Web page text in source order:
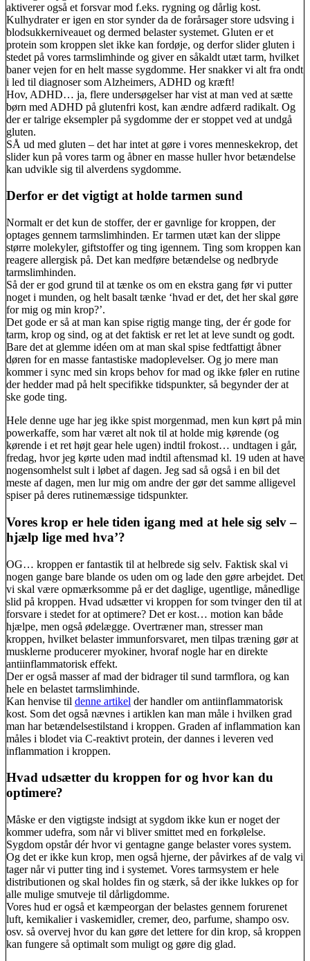
aktiverer også et forsvar mod f.eks. rygning og dårlig kost.
Kulhydrater er igen en stor synder da de forårsager store udsving i
blodsukkerniveauet og dermed belaster systemet. Gluten er et
protein som kroppen slet ikke kan fordøje, og derfor slider gluten i
stedet på vores tarmslimhinde og giver en såkaldt utæt tarm, hvilket
baner vejen for en helt masse sygdomme. Her snakker vi alt fra ondt
i led til diagnoser som Alzheimers, ADHD og kræft!
Hov, ADHD… ja, flere undersøgelser har vist at man ved at sætte
børn med ADHD på glutenfri kost, kan ændre adfærd radikalt. Og
der er talrige eksempler på sygdomme der er stoppet ved at undgå
gluten.
SÅ ud med gluten – det har intet at gøre i vores menneskekrop, det
slider kun på vores tarm og åbner en masse huller hvor betændelse
kan udvikle sig til alverdens sygdomme.
Derfor er det vigtigt at holde tarmen sund
Normalt er det kun de stoffer, der er gavnlige for kroppen, der
optages gennem tarmslimhinden. Er tarmen utæt kan der slippe
større molekyler, giftstoffer og ting igennem. Ting som kroppen kan
reagere allergisk på. Det kan medføre betændelse og nedbryde
tarmslimhinden.
Så der er god grund til at tænke os om en ekstra gang før vi putter
noget i munden, og helt basalt tænke ‘hvad er det, det her skal gøre
for mig og min krop?’.
Det gode er så at man kan spise rigtig mange ting, der ér gode for
tarm, krop og sind, og at det faktisk er ret let at leve sundt og godt.
Bare det at glemme idéen om at man skal spise fedtfattigt åbner
døren for en masse fantastiske madoplevelser. Og jo mere man
kommer i sync med sin krops behov for mad og ikke føler en rutine
der hedder mad på helt specifikke tidspunkter, så begynder der at
ske gode ting.
Hele denne uge har jeg ikke spist morgenmad, men kun kørt på min
powerkaffe, som har været alt nok til at holde mig kørende (og
kørende i et ret højt gear hele ugen) indtil frokost… undtagen i går,
fredag, hvor jeg kørte uden mad indtil aftensmad kl. 19 uden at have
nogensomhelst sult i løbet af dagen. Jeg sad så også i en bil det
meste af dagen, men lur mig om andre der gør det samme alligevel
spiser på deres rutinemæssige tidspunkter.
Vores krop er hele tiden igang med at hele sig selv –
hjælp lige med hva’?
OG… kroppen er fantastik til at helbrede sig selv. Faktisk skal vi
nogen gange bare blande os uden om og lade den gøre arbejdet. Det
vi skal være opmærksomme på er det daglige, ugentlige, månedlige
slid på kroppen. Hvad udsætter vi kroppen for som tvinger den til at
forsvare i stedet for at optimere? Det er kost… motion kan både
hjælpe, men også ødelægge. Overtræner man, stresser man
kroppen, hvilket belaster immunforsvaret, men tilpas træning gør at
musklerne producerer myokiner, hvoraf nogle har en direkte
antiinflammatorisk effekt.
Der er også masser af mad der bidrager til sund tarmflora, og kan
hele en belastet tarmslimhinde.
Kan henvise til denne artikel der handler om antiinflammatorisk
kost. Som det også nævnes i artiklen kan man måle i hvilken grad
man har betændelsestilstand i kroppen. Graden af inflammation kan
måles i blodet via C-reaktivt protein, der dannes i leveren ved
inflammation i kroppen.
Hvad udsætter du kroppen for og hvor kan du
optimere?
Måske er den vigtigste indsigt at sygdom ikke kun er noget der
kommer udefra, som når vi bliver smittet med en forkølelse.
Sygdom opstår dér hvor vi gentagne gange belaster vores system.
Og det er ikke kun krop, men også hjerne, der påvirkes af de valg vi
tager når vi putter ting ind i systemet. Vores tarmsystem er hele
distributionen og skal holdes fin og stærk, så der ikke lukkes op for
alle mulige smutveje til dårligdomme.
Vores hud er også et kæmpeorgan der belastes gennem forurenet
luft, kemikalier i vaskemidler, cremer, deo, parfume, shampo osv.
osv. så overvej hvor du kan gøre det lettere for din krop, så kroppen
kan fungere så optimalt som muligt og gøre dig glad.